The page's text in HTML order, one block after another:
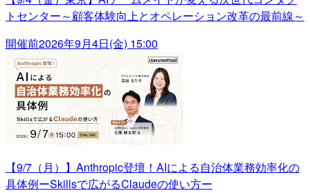
トセンター～顧客体験向上とオペレーション改革の最前線～
開催前2026年9月4日(金) 15:00
【9/7（月）】Anthropic登壇！AIによる自治体業務効率化の
具体例ーSkillsで広がるClaudeの使い方ー